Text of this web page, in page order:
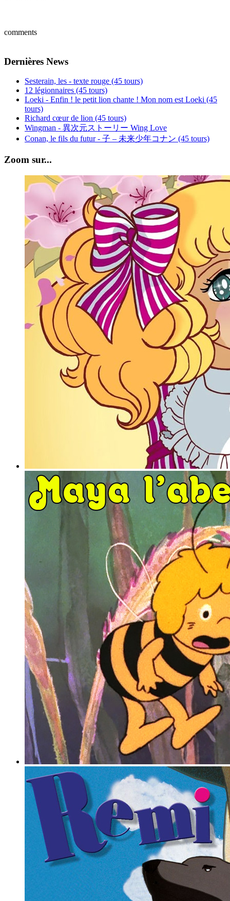
comments
Dernières News
Sesterain, les - texte rouge (45 tours)
12 légionnaires (45 tours)
Loeki - Enfin ! le petit lion chante ! Mon nom est Loeki (45
tours)
Richard cœur de lion (45 tours)
Wingman - 異次元ストーリー Wing Love
Conan, le fils du futur - 子 – 未来少年コナン (45 tours)
Zoom sur...